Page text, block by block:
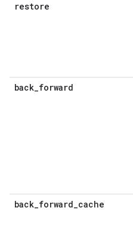
restore
back_forward
back_forward_cache